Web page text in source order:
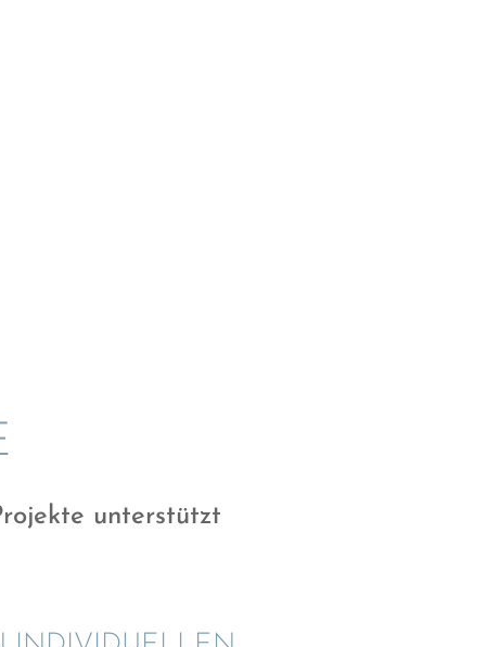
unterstützt